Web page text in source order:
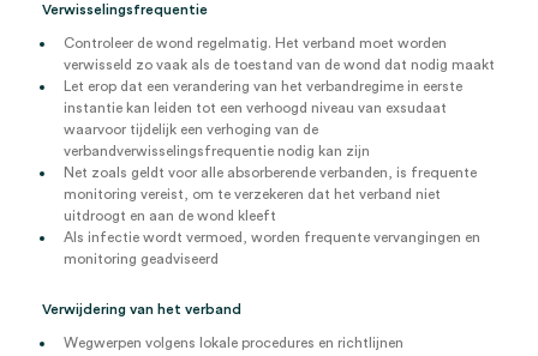
Verwisselingsfrequentie
Controleer de wond regelmatig. Het verband moet worden
verwisseld zo vaak als de toestand van de wond dat nodig maakt
Let erop dat een verandering van het verbandregime in eerste
instantie kan leiden tot een verhoogd niveau van exsudaat
waarvoor tijdelijk een verhoging van de
verbandverwisselingsfrequentie nodig kan zijn
Net zoals geldt voor alle absorberende verbanden, is frequente
monitoring vereist, om te verzekeren dat het verband niet
uitdroogt en aan de wond kleeft
Als infectie wordt vermoed, worden frequente vervangingen en
monitoring geadviseerd
Verwijdering van het verband
Wegwerpen volgens lokale procedures en richtlijnen